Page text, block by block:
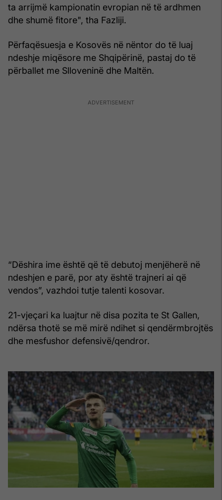
ta arrijmë kampionatin evropian në të ardhmen
dhe shumë fitore", tha Fazliji.
Përfaqësuesja e Kosovës në nëntor do të luaj
ndeshje miqësore me Shqipërinë, pastaj do të
përballet me Slloveninë dhe Maltën.
“Dëshira ime është që të debutoj menjëherë në
ndeshjen e parë, por aty është trajneri ai që
vendos”, vazhdoi tutje talenti kosovar.
21-vjeçari ka luajtur në disa pozita te St Gallen,
ndërsa thotë se më mirë ndihet si qendërmbrojtës
dhe mesfushor defensivë/qendror.